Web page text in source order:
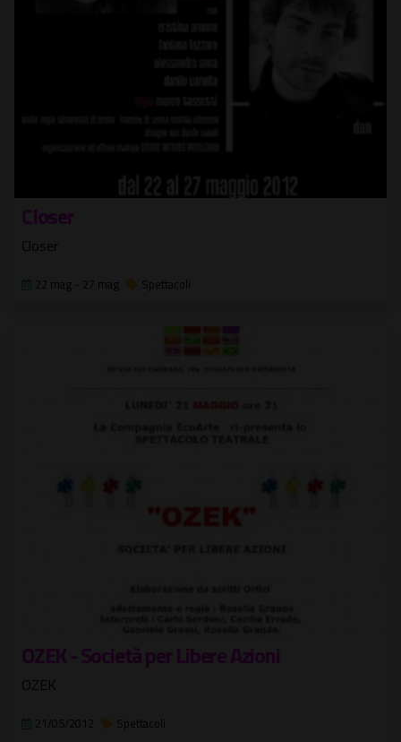
Closer
Closer
22 mag - 27 mag Spettacoli
OZEK - Società per Libere Azioni
OZEK
21/05/2012 Spettacoli